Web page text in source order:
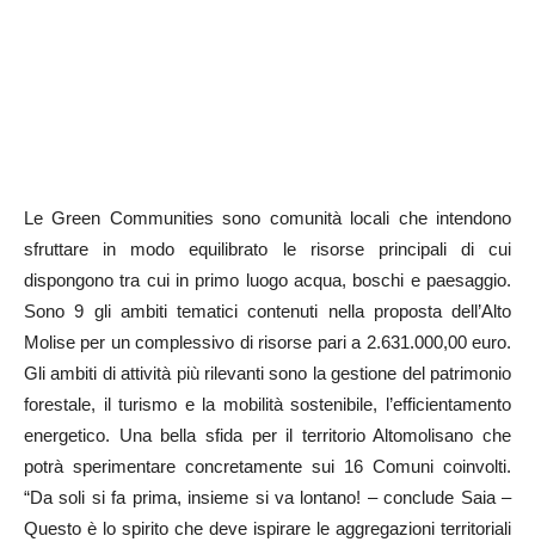
Le Green Communities sono comunità locali che intendono
sfruttare in modo equilibrato le risorse principali di cui
dispongono tra cui in primo luogo acqua, boschi e paesaggio.
Sono 9 gli ambiti tematici contenuti nella proposta dell’Alto
Molise per un complessivo di risorse pari a 2.631.000,00 euro.
Gli ambiti di attività più rilevanti sono la gestione del patrimonio
forestale, il turismo e la mobilità sostenibile, l’efficientamento
energetico. Una bella sfida per il territorio Altomolisano che
potrà sperimentare concretamente sui 16 Comuni coinvolti.
“Da soli si fa prima, insieme si va lontano! – conclude Saia –
Questo è lo spirito che deve ispirare le aggregazioni territoriali